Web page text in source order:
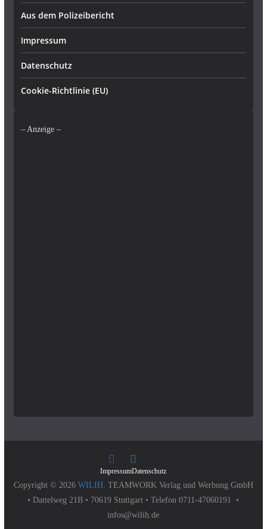
Aus dem Polizeibericht
Impressum
Datenschutz
Cookie-Richtlinie (EU)
– Anzeige –
ImpressumDatenschutz
Copyright © 2026 WILIH. TEAMWORK Verlag und Werbung GmbH
• Dattelweg 21B • 70619 Stuttgart • Telefon 0711-47060191 •
infos@wilih.de